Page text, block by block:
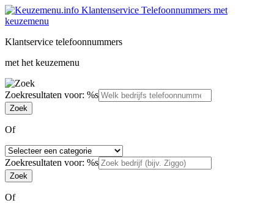
Klantservice telefoonnummers
met het keuzemenu
Zoekresultaten voor: %s
Of
Zoekresultaten voor: %s
Of